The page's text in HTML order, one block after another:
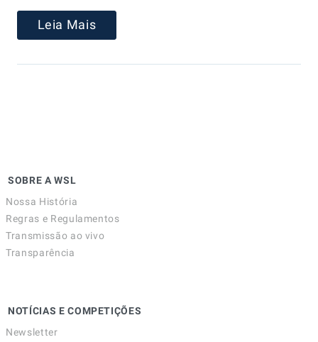
Leia Mais
SOBRE A WSL
Nossa História
Regras e Regulamentos
Transmissão ao vivo
Transparência
NOTÍCIAS E COMPETIÇÕES
Newsletter